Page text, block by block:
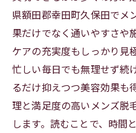
県額田郡幸田町久保田でメ
果だけでなく通いやすさや
ケアの充実度もしっかり見
忙しい毎日でも無理せず続
るだけ抑えつつ美容効果も
理と満足度の高いメンズ脱
します。読むことで、時間